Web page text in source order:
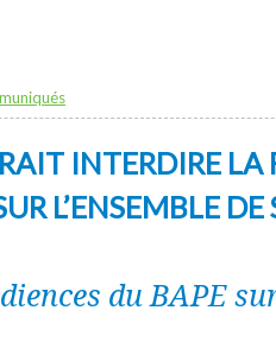
INTERDIRE
L’ENSEMBLE DE
du BAPE